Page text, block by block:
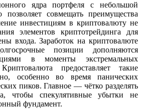
ядра портфеля с небольшой
позволяет совмещать преимущества
инвестициям в криптовалюту не
элементов криптотрейдинга для
входа. Заработок на криптовалюте
позиции дополняются
в моменты экстремальных
предоставляет такие
особенно во время панических
пиков. Главное — чётко разделять
чтобы спекулятивные убытки не
фундамент.